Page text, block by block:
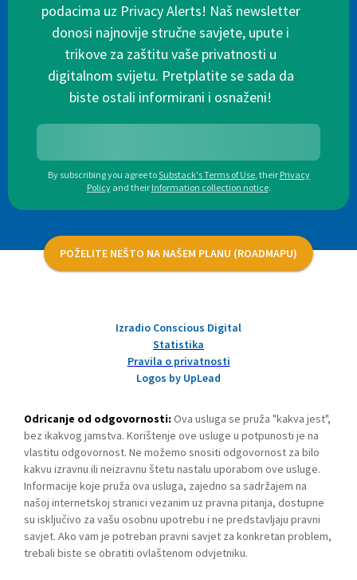
podacima uz Privacy Alerts! Naš newsletter
donosi najnovije stručne savjete, upute i
trikove za zaštitu vaše privatnosti u
digitalnom svijetu. Pretplatite se sada da
biste ostali informirani i osnaženi!
By subscribing you agree toSubstack's Terms of Use, their Privacy
Policy and their Information collection notice.
POŽELITE NEŠTO NA NAŠEM PLANU (ROADMAPU)
Izradio Conscious Digital
Statistika
Pravila o privatnosti
Logos by UpLead
Odricanje od odgovornosti: Ova usluga se pruža "kakva jest",
bez ikakvog jamstva. Korištenje ove usluge u potpunosti je na
vlastitu odgovornost. Ne možemo snositi odgovornost za bilo
kakvu izravnu ili neizravnu štetu nastalu uporabom ove usluge.
Informacije koje pruža ova usluga, zajedno sa sadržajem na
našoj internetskoj stranici vezanim uz pravna pitanja, dostupne
su isključivo za vašu osobnu upotrebu i ne predstavljaju pravni
savjet. Ako vam je potreban pravni savjet za konkretan problem,
trebali biste se obratiti ovlaštenom odvjetniku.